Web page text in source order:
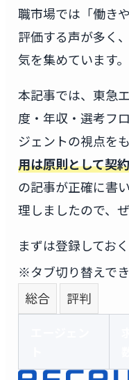
職市場では「働き
評価する声が多く
気を集めています。
本記事では、東急
度・年収・選考フ
ジェントの視点を
用は原則として契
の記事が正確に書
理しましたので、
まずは登録してお
※タブ切り替えで
総合
評判